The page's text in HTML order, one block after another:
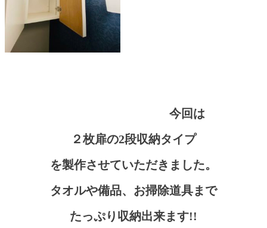
今回は
２枚扉の2段収納タイプ
を製作させていただきました。
タオルや備品、お掃除道具まで
たっぷり収納出来ます!!